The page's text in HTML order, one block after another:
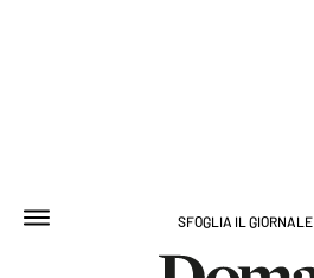
SFOGLIA IL GIORNALE